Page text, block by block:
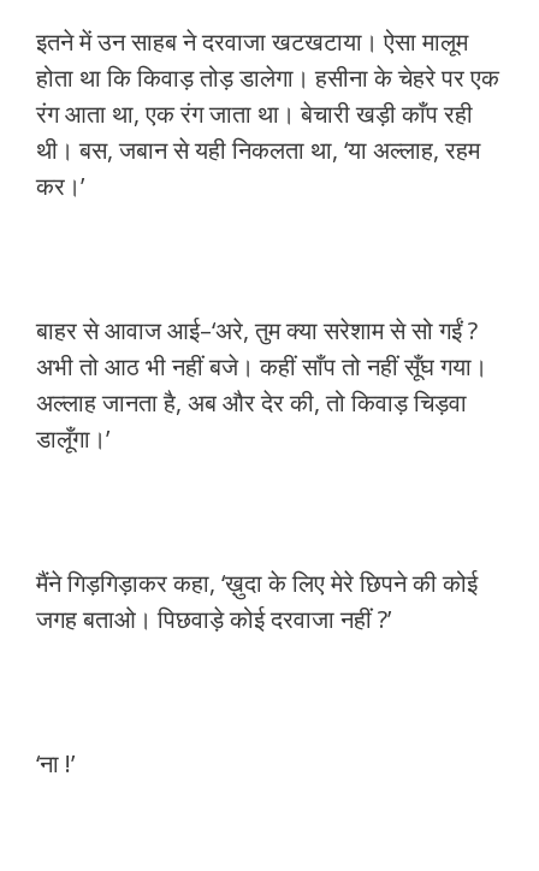
इतने में उन साहब ने दरवाजा खटखटाया। ऐसा मालूम
होता था कि किवाड़ तोड़ डालेगा। हसीना के चेहरे पर एक
रंग आता था, एक रंग जाता था। बेचारी खड़ी काँप रही
थी। बस, जबान से यही निकलता था, ‘या अल्लाह, रहम
कर।’
बाहर से आवाज आई–‘अरे, तुम क्या सरेशाम से सो गईं ?
अभी तो आठ भी नहीं बजे। कहीं साँप तो नहीं सूँघ गया।
अल्लाह जानता है, अब और देर की, तो किवाड़ चिड़वा
डालूँगा।’
मैंने गिड़गिड़ाकर कहा, ‘ख़ुदा के लिए मेरे छिपने की कोई
जगह बताओ। पिछवाड़े कोई दरवाजा नहीं ?’
‘ना !’